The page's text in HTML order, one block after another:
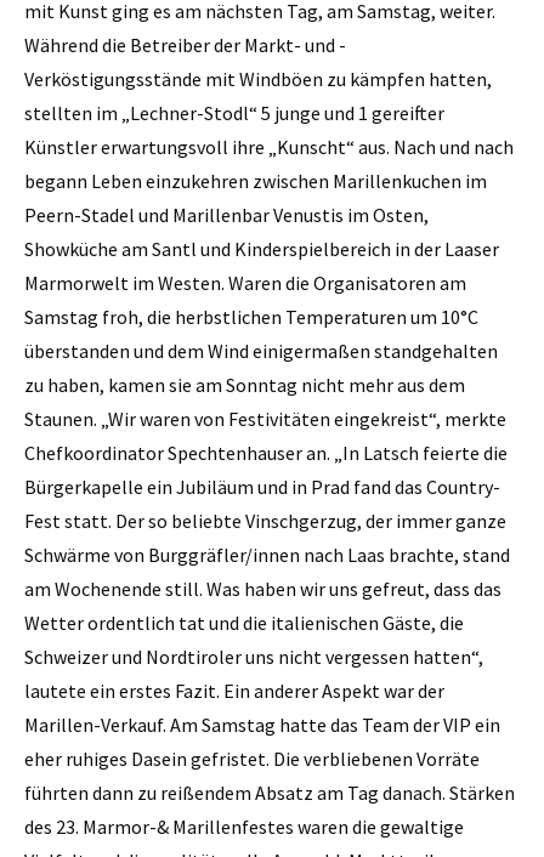
mit Kunst ging es am nächsten Tag, am Samstag, weiter.
Während die Betreiber der Markt- und -
Verköstigungsstände mit Windböen zu kämpfen hatten,
stellten im „Lechner-Stodl“ 5 junge und 1 gereifter
Künstler erwartungsvoll ihre „Kunscht“ aus. Nach und nach
begann Leben einzukehren zwischen Marillenkuchen im
Peern-Stadel und Marillenbar Venustis im Osten,
Showküche am Santl und Kinderspielbereich in der Laaser
Marmorwelt im Westen. Waren die Organisatoren am
Samstag froh, die herbstlichen Temperaturen um 10°C
überstanden und dem Wind einigermaßen standgehalten
zu haben, kamen sie am Sonntag nicht mehr aus dem
Staunen. „Wir waren von Festivitäten eingekreist“, merkte
Chefkoordinator Spechtenhauser an. „In Latsch feierte die
Bürgerkapelle ein Jubiläum und in Prad fand das Country-
Fest statt. Der so beliebte Vinschgerzug, der immer ganze
Schwärme von Burggräfler/innen nach Laas brachte, stand
am Wochenende still. Was haben wir uns gefreut, dass das
Wetter ordentlich tat und die italienischen Gäste, die
Schweizer und Nordtiroler uns nicht vergessen hatten“,
lautete ein erstes Fazit. Ein anderer Aspekt war der
Marillen-Verkauf. Am Samstag hatte das Team der VIP ein
eher ruhiges Dasein gefristet. Die verbliebenen Vorräte
führten dann zu reißendem Absatz am Tag danach. Stärken
des 23. Marmor-& Marillenfestes waren die gewaltige